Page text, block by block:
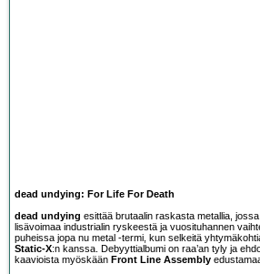
dead undying: For Life For Death
dead undying esittää brutaalin raskasta metallia,
lisävoimaa industrialin ryskeestä ja vuosituhannen
puheissa jopa nu metal -termi, kun selkeitä
Static-X:n kanssa. Debyyttialbumi on raa’an tyly ja
kaavioista myöskään Front Line Assembly